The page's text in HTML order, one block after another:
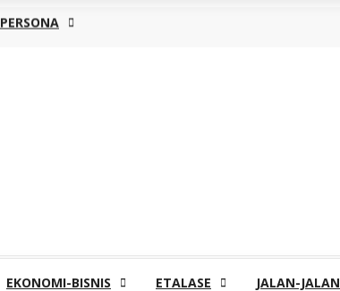
EKONOMI-BISNIS ETALASE JALAN-JALAN
PERSONA